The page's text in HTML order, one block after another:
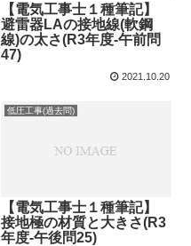
【電気工事士１種筆記】
避雷器LAの接地線(軟鋼
線)の太さ(R3年度-午前問
47)
2021.10.20
低圧工事(過去問)
【電気工事士１種筆記】
接地極の材質と大きさ(R3
年度-午後問25)